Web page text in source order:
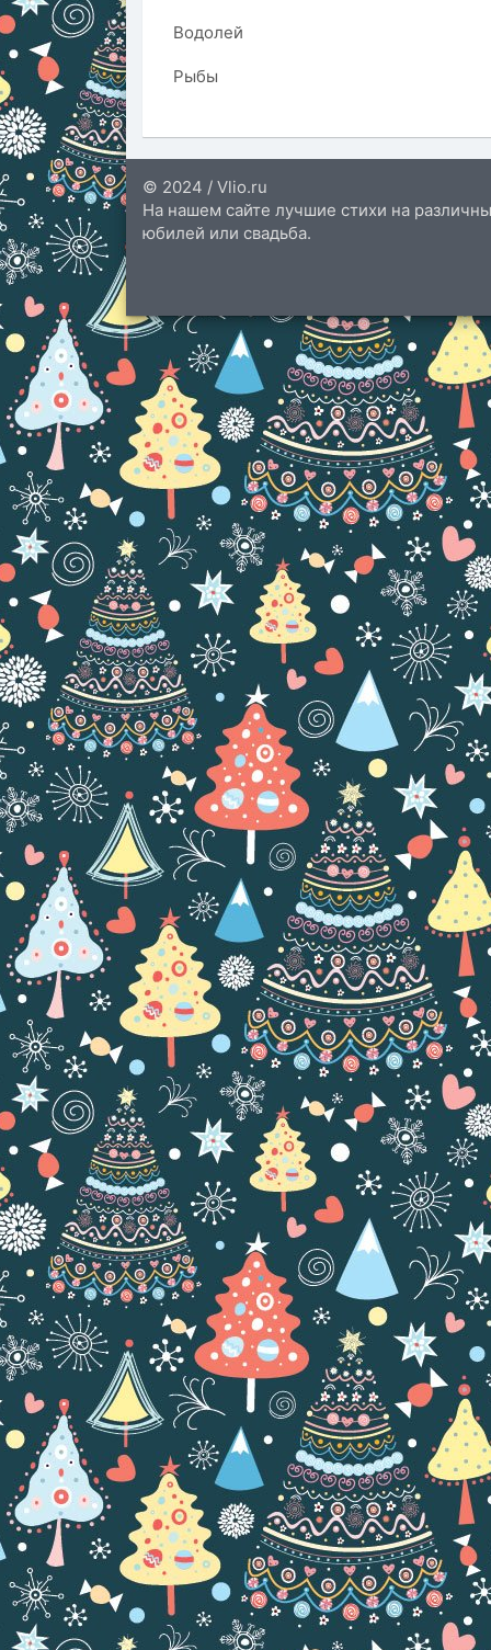
Водолей
Рыбы
© 2024 / Vlio.ru
На нашем сайте лучшие стихи на
юбилей или свадьба.